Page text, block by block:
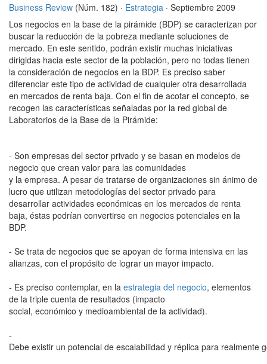
Business Review (Núm. 182) · Estrategia · Septiembre 2009
Los negocios en la base de la pirámide (BDP) se caracterizan por
buscar la reducción de la pobreza mediante soluciones de
mercado. En este sentido, podrán existir muchas iniciativas
dirigidas hacia este sector de la población, pero no todas tienen
la consideración de negocios en la BDP. Es preciso saber
diferenciar este tipo de actividad de cualquier otra desarrollada
en mercados de renta baja. Con el fin de acotar el concepto, se
recogen las características señaladas por la red global de
Laboratorios de la Base de la Pirámide:
- Son empresas del sector privado y se basan en modelos de
negocio que crean valor para las comunidades
y la empresa. A pesar de tratarse de organizaciones sin ánimo de
lucro que utilizan metodologías del sector privado para
desarrollar actividades económicas en los mercados de renta
baja, éstas podrían convertirse en negocios potenciales en la
BDP.
- Se trata de negocios que se apoyan de forma intensiva en las
alianzas, con el propósito de lograr un mayor impacto.
- Es preciso contemplar, en la estrategia del negocio, elementos
de la triple cuenta de resultados (impacto
social, económico y medioambiental de la actividad).
-
Debe existir un potencial de escalabilidad y réplica para